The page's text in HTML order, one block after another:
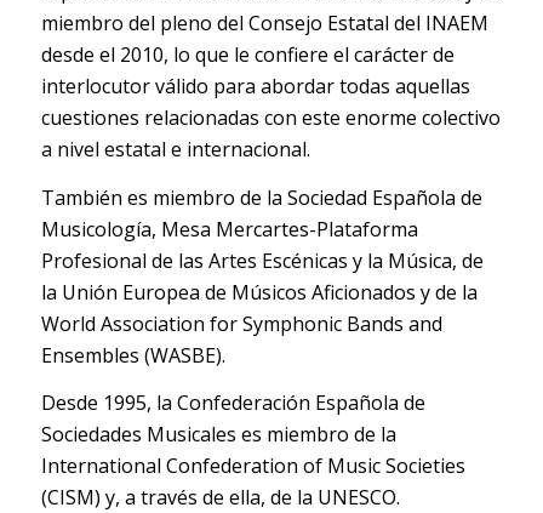
miembro del pleno del Consejo Estatal del INAEM
desde el 2010, lo que le confiere el carácter de
interlocutor válido para abordar todas aquellas
cuestiones relacionadas con este enorme colectivo
a nivel estatal e internacional.
También es miembro de la Sociedad Española de
Musicología, Mesa Mercartes-Plataforma
Profesional de las Artes Escénicas y la Música, de
la Unión Europea de Músicos Aficionados y de la
World Association for Symphonic Bands and
Ensembles (WASBE).
Desde 1995, la Confederación Española de
Sociedades Musicales es miembro de la
International Confederation of Music Societies
(CISM) y, a través de ella, de la UNESCO.